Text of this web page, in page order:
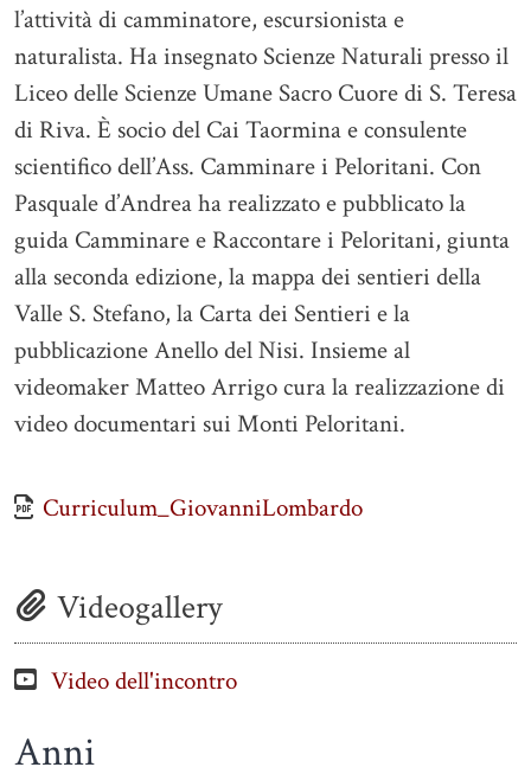
l’attività di camminatore, escursionista e
naturalista. Ha insegnato Scienze Naturali presso il
Liceo delle Scienze Umane Sacro Cuore di S. Teresa
di Riva. È socio del Cai Taormina e consulente
scientifico dell’Ass. Camminare i Peloritani. Con
Pasquale d’Andrea ha realizzato e pubblicato la
guida Camminare e Raccontare i Peloritani, giunta
alla seconda edizione, la mappa dei sentieri della
Valle S. Stefano, la Carta dei Sentieri e la
pubblicazione Anello del Nisi. Insieme al
videomaker Matteo Arrigo cura la realizzazione di
video documentari sui Monti Peloritani.
Curriculum_GiovanniLombardo
Videogallery
Video dell'incontro
Anni